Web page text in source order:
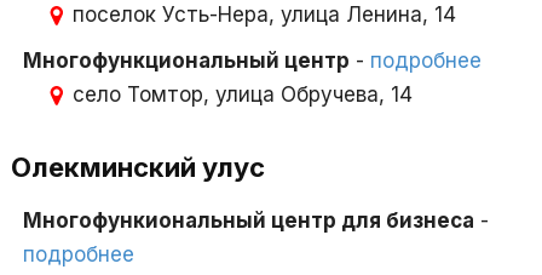
поселок Усть-Нера, улица Ленина, 14
Многофункциональный центр - подробнее
село Томтор, улица Обручева, 14
Олекминский улус
Многофункиональный центр для бизнеса -
подробнее